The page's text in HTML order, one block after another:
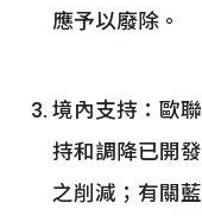
應予以廢除。
境內支持：歐
持和調降已開
之削減；有關